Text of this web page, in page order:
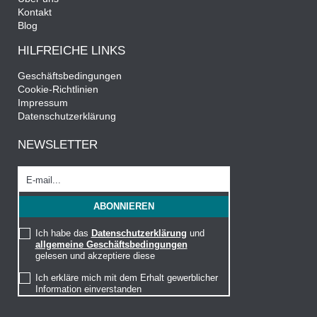
Kontakt
Blog
HILFREICHE LINKS
Geschäftsbedingungen
Cookie-Richtlinien
Impressum
Datenschutzerklärung
NEWSLETTER
Ich habe das Datenschutzerklärung und
allgemeine Geschäftsbedingungen
gelesen und akzeptiere diese
Ich erkläre mich mit dem Erhalt gewerblicher
Information einverstanden